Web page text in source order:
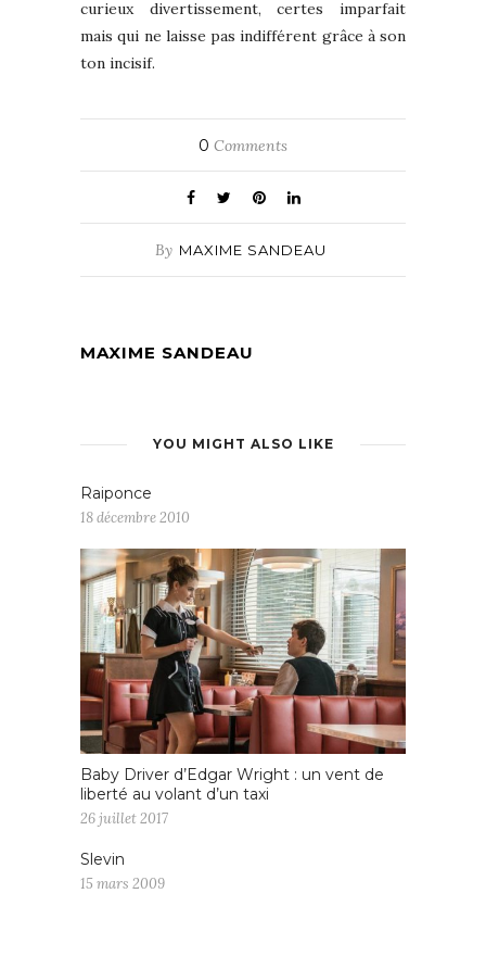
curieux divertissement, certes imparfait
mais qui ne laisse pas indifférent grâce à son
ton incisif.
0 Comments
By MAXIME SANDEAU
MAXIME SANDEAU
YOU MIGHT ALSO LIKE
Raiponce
18 décembre 2010
Baby Driver d’Edgar Wright : un vent de
liberté au volant d’un taxi
26 juillet 2017
Slevin
15 mars 2009